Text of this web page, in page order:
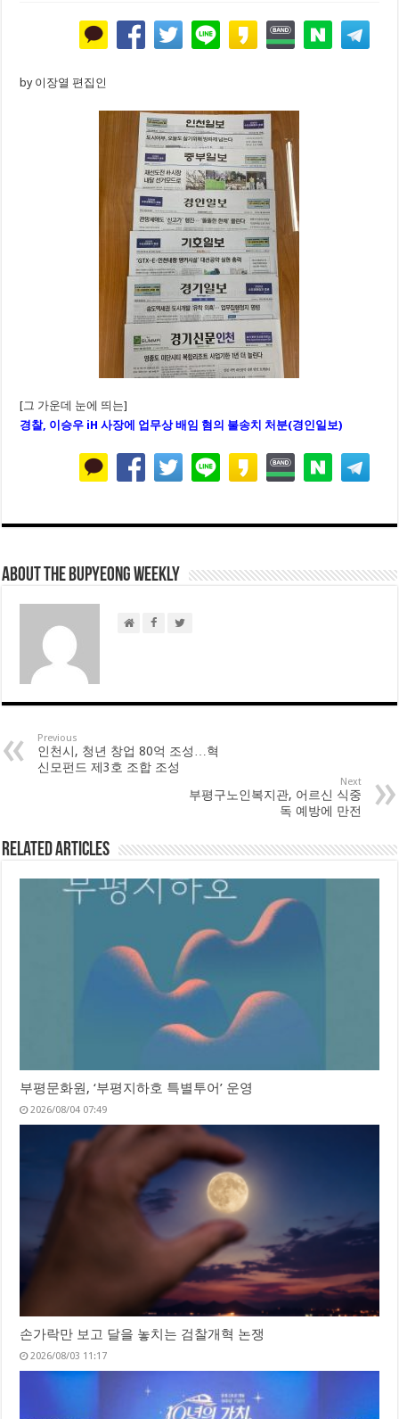
by 이장열 편집인
[그 가운데 눈에 띄는]
경찰, 이승우 iH 사장에 업무상 배임 혐의 불송치 처분(경인일보)
About THE BUPYEONG WEEKLY
Previous
인천시, 청년 창업 80억 조성…혁
신모펀드 제3호 조합 조성
Next
부평구노인복지관, 어르신 식중
독 예방에 만전
Related Articles
부평문화원, ‘부평지하호 특별투어’ 운영
2026/08/04 07:49
손가락만 보고 달을 놓치는 검찰개혁 논쟁
2026/08/03 11:17